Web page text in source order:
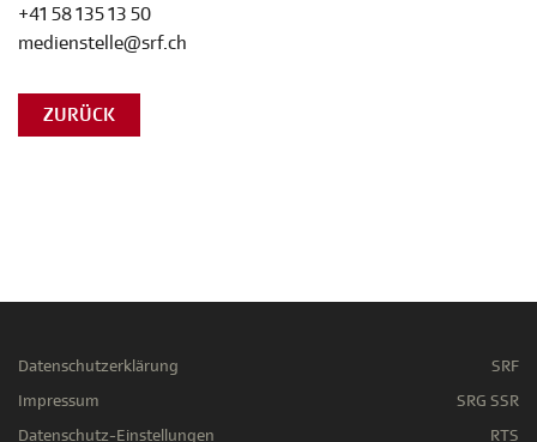
+41 58 135 13 50
medienstelle@srf.ch
ZURÜCK
Datenschutzerklärung
Impressum
Datenschutz-Einstellungen
SRF
SRG SSR
RTS